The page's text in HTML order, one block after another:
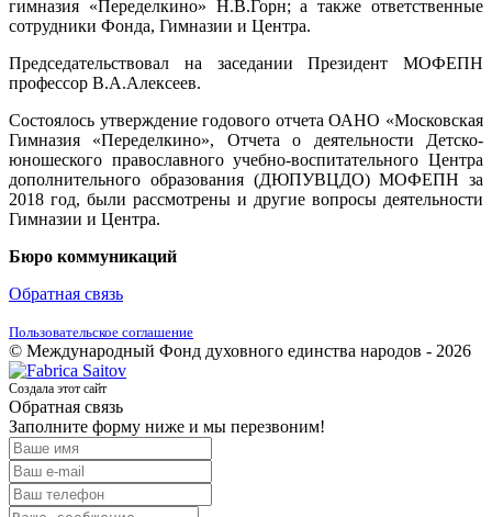
гимназия «Переделкино» Н.В.Горн; а также ответственные
сотрудники Фонда, Гимназии и Центра.
Председательствовал на заседании Президент МОФЕПН
профессор В.А.Алексеев.
Состоялось утверждение годового отчета ОАНО «Московская
Гимназия «Переделкино», Отчета о деятельности Детско-
юношеского православного учебно-воспитательного Центра
дополнительного образования (ДЮПУВЦДО) МОФЕПН за
2018 год, были рассмотрены и другие вопросы деятельности
Гимназии и Центра.
Бюро коммуникаций
Обратная связь
Пользовательское соглашение
© Международный Фонд духовного единства народов - 2026
Создала этот сайт
Обратная связь
Заполните форму ниже и мы перезвоним!